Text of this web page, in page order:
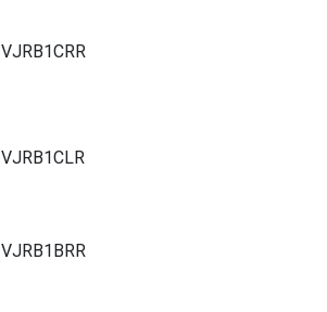
VJRB1CRR
VJRB1CLR
VJRB1BRR